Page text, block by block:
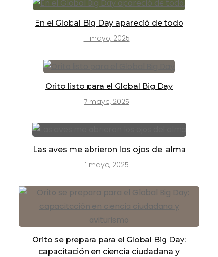
En el Global Big Day apareció de todo
11 mayo, 2025
Orito listo para el Global Big Day
7 mayo, 2025
Las aves me abrieron los ojos del alma
1 mayo, 2025
Orito se prepara para el Global Big Day:
capacitación en ciencia ciudadana y